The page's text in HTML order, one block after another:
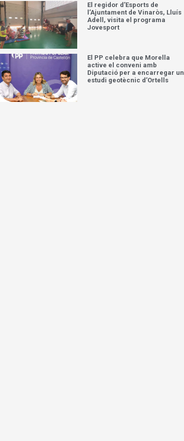
El regidor d’Esports de
l’Ajuntament de Vinaròs, Lluís
Adell, visita el programa
Jovesport
El PP celebra que Morella
active el conveni amb
Diputació per a encarregar un
estudi geotècnic d’Ortells